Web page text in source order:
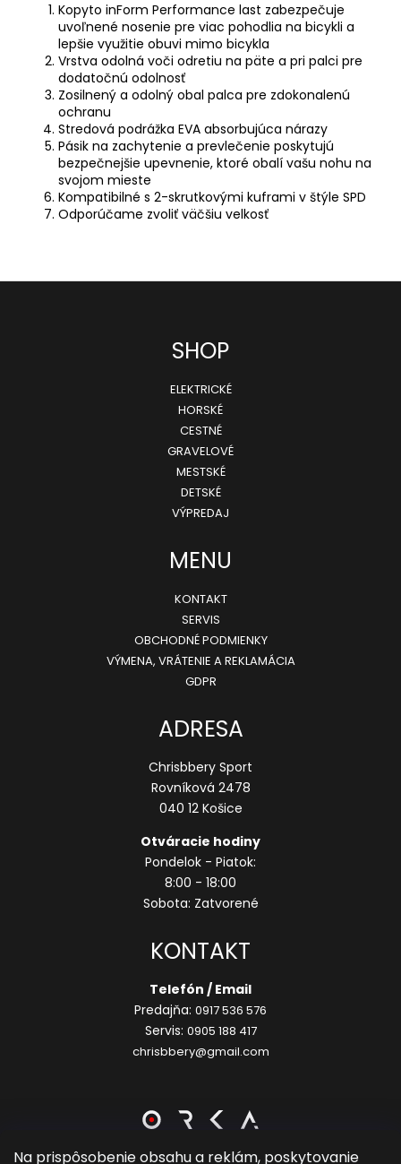
Na prispôsobenie obsahu a reklám, poskytovanie
Kopyto inForm Performance last zabezpečuje
uvoľnené nosenie pre viac pohodlia na bicykli a
lepšie využitie obuvi mimo bicykla
Vrstva odolná voči odretiu na päte a pri palci pre
dodatočnú odolnosť
Zosilnený a odolný obal palca pre zdokonalenú
ochranu
Stredová podrážka EVA absorbujúca nárazy
Pásik na zachytenie a prevlečenie poskytujú
bezpečnejšie upevnenie, ktoré obalí vašu nohu na
svojom mieste
Kompatibilné s 2-skrutkovými kuframi v štýle SPD
Odporúčame zvoliť väčšiu velkosť
SHOP
ELEKTRICKÉ
HORSKÉ
CESTNÉ
GRAVELOVÉ
MESTSKÉ
DETSKÉ
VÝPREDAJ
MENU
KONTAKT
SERVIS
OBCHODNÉ PODMIENKY
VÝMENA, VRÁTENIE A REKLAMÁCIA
GDPR
ADRESA
Chrisbbery Sport
Rovníková 2478
040 12 Košice
Otváracie hodiny
Pondelok - Piatok:
8:00 - 18:00
Sobota: Zatvorené
KONTAKT
Telefón / Email
Predajňa: 0917 536 576
Servis: 0905 188 417
chrisbbery@gmail.com